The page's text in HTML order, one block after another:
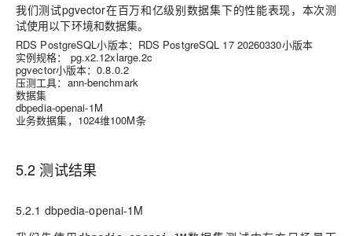
我们测试pgvector在百万和亿级别数据集下的性能表现，本次测
试使用以下环境和数据集。
RDS PostgreSQL小版本：RDS PostgreSQL 17 20260330小版本
实例规格： pg.x2.12xlarge.2c
pgvector小版本：0.8.0.2
压测工具：ann-benchmark
数据集
dbpedia-openai-1M
业务数据集，1024维100M条
5.2 测试结果
5.2.1 dbpedia-openai-1M